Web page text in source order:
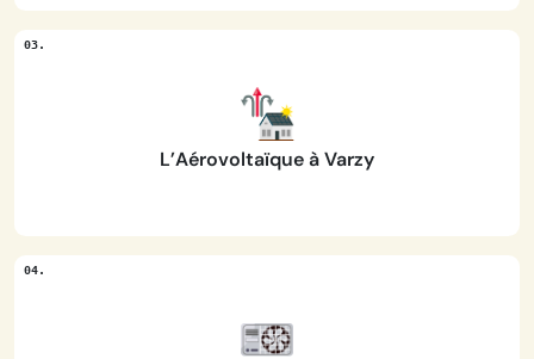
L’Aérovoltaïque à Varzy